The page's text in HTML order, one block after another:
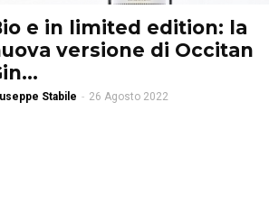
e in limited edition: la
versione di Occitan
Stabile - 26 Agosto 2022